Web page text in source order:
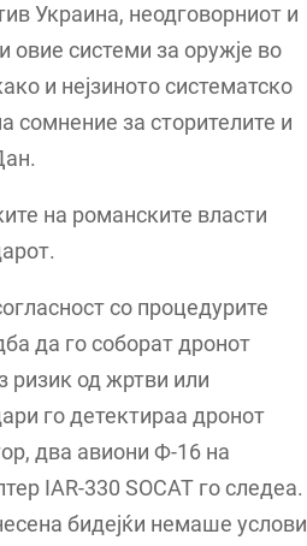
Украина, неодговорниот и
овие системи за оружје во
и нејзиното систематско
сомнение за сторителите и
на романските власти
со процедурите
да го соборат дронот
ризик од жртви или
го детектираа дронот
два авиони Ф-16 на
IAR-330 SOCAT го следеа.
бидејќи немаше услови